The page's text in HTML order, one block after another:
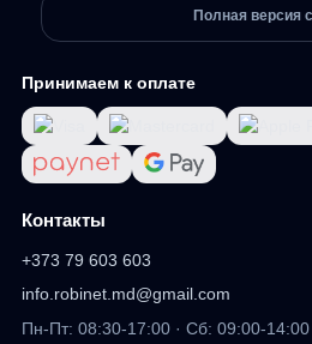
Полная версия
Принимаем к оплате
Контакты
+373 79 603 603
info.robinet.md@gmail.com
Пн-Пт: 08:30-17:00 · Сб: 09:00-14:00